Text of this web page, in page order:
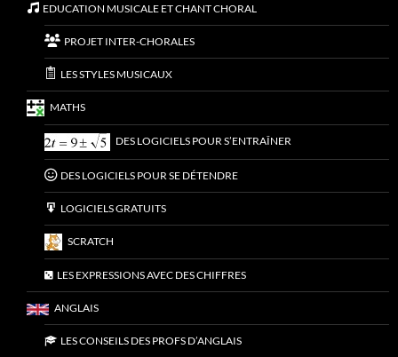
EDUCATION MUSICALE ET CHANT CHORAL
PROJET INTER-CHORALES
LES STYLES MUSICAUX
MATHS
DES LOGICIELS POUR S’ENTRAÎNER
DES LOGICIELS POUR SE DÉTENDRE
LOGICIELS GRATUITS
SCRATCH
LES EXPRESSIONS AVEC DES CHIFFRES
ANGLAIS
LES CONSEILS DES PROFS D’ANGLAIS